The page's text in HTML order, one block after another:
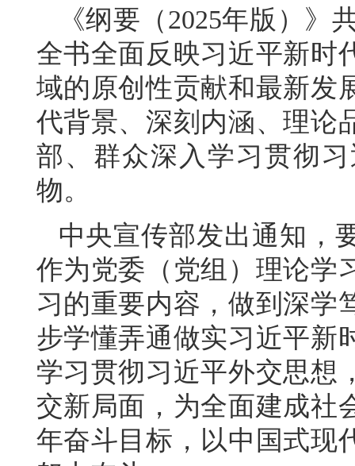
《纲要（2025年版）》
全书全面反映习近平新时
域的原创性贡献和最新发
代背景、深刻内涵、理论
部、群众深入学习贯彻
物。
中央宣传部发出通知，
作为党委（党组）理论学
习的重要内容，做到深学
步学懂弄通做实习近平新
学习贯彻习近平外交思想
交新局面，为全面建成社
年奋斗目标，以中国式现